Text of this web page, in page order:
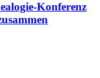
Konferenz